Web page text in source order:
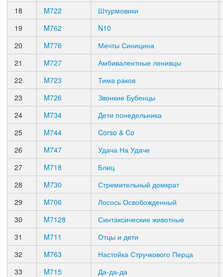
18
M722
Штурмовики
19
M762
N10
20
M776
Мечты Синицина
21
M727
Амбивалентные ленивцы
22
M723
Тима раков
23
M726
Звонкие Бубенцы
24
M734
Дети понедельника
25
M744
Corso & Co
26
M747
Удача На Удаче
27
M718
Блиц
28
M730
Стремительный домкрат
29
M706
Лосось Освобожденный
30
M7128
Синтаксические животные
31
M711
Отцы и дети
32
M763
Настойка Стручкового Перца
33
M715
Да-да-да